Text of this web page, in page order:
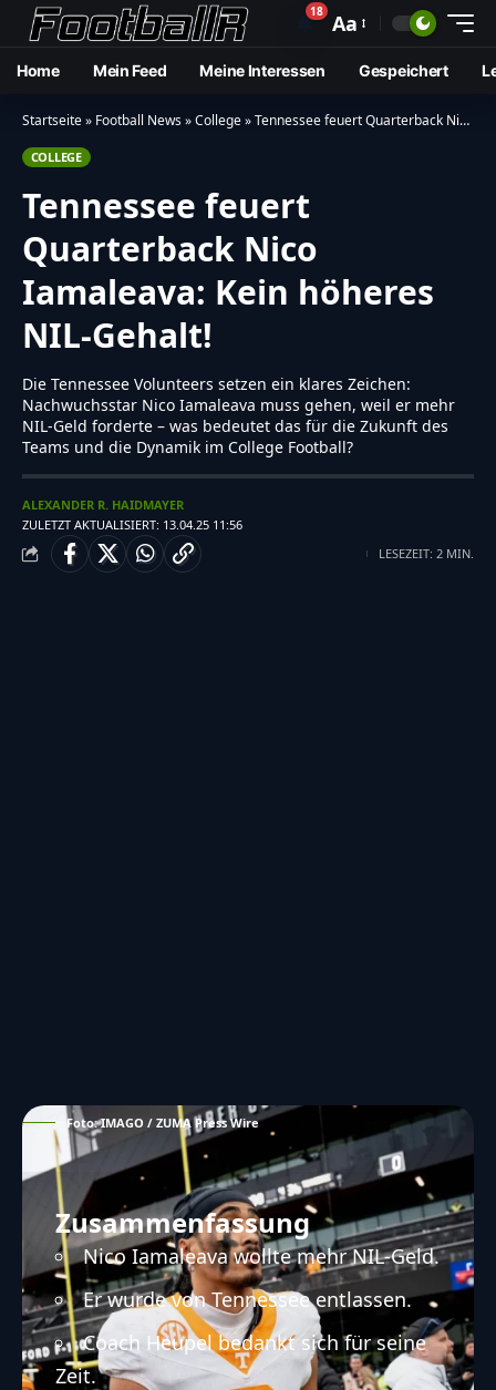
🔔18 Aa
Home Mein Feed Meine Interessen Gespeichert
Startseite» Football News»College»Tennessee feuert Quarterback Nico Iamaleava: Kein höheres NIL-Gehalt!
COLLEGE
Tennessee feuert
Quarterback Nico
Iamaleava: Kein höheres
NIL-Gehalt!
Die Tennessee Volunteers setzen ein klares Zeichen:
Nachwuchsstar Nico Iamaleava muss gehen, weil er mehr
NIL-Geld forderte – was bedeutet das für die Zukunft des
Teams und die Dynamik im College Football?
ZULETZT AKTUALISIERT: 13.04.25 11:56
ALEXANDER R. HAIDMAYER
LESEZEIT: 2 MIN.
Foto: IMAGO / ZUMA Press Wire
Zusammenfassung
Nico Iamaleava wollte mehr NIL-Geld.
Er wurde von Tennessee entlassen.
Coach Heupel bedankt sich für seine
Zeit.